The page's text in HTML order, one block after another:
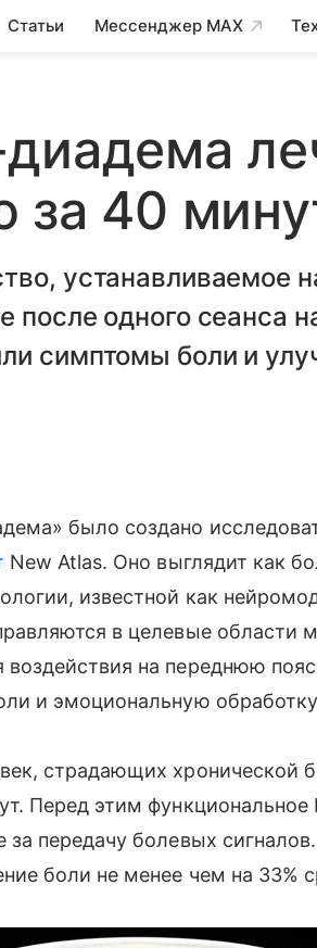
Статьи Мессенджер MAX
за 40
устанавливаемое
после одного сеанса
симптомы боли и
было создано
New Atlas. Оно выглядит как
известной как
в целевые области
воздействия на переднюю
и эмоциональную
страдающих хронической
Перед этим
передачу болевых сигналов.
боли не менее чем на 33%